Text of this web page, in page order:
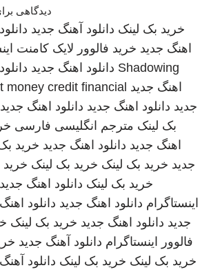
دیدگاهی
خرید بک لینک دانلود آهنگ جدید
اهنگ جدید خرید فالوور لایک کامنت
Shadowing دانلود اهنگ جدید
اهنگ جدید money credit financial
جدید دانلود اهنگ جدید دانلود اهنگ جدید
بک لینک مترجم انگلیسی فارسی
اهنگ جدید دانلود اهنگ جدید خرید
جدید خرید بک لینک خرید بک لینک خرید
خرید بک لینک دانلود اهنگ جدید
اینستاگرام دانلود اهنگ جدید دانلود
جدید دانلود اهنگ جدید خرید بک لینک
فالوور اینستاگرام دانلود آهنگ جدید
خرید بک لینک خرید بک لینک دانلود